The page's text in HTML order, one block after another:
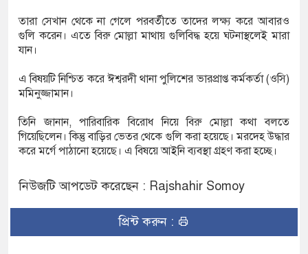
আয়োজন করবে সরকার
তারা সেখান থেকে না গেলে পরবর্তীতে তাদের লক্ষ্য করে আবারও
গুলি করেন। এতে বিরু মোল্লা মাথায় গুলিবিদ্ধ হয়ে ঘটনাস্থলেই মারা
যান।
এ বিষয়টি নিশ্চিত করে ঈশ্বরদী থানা পুলিশের ভারপ্রাপ্ত কর্মকর্তা (ওসি)
মমিনুজ্জামান।
তিনি জানান, পারিবারিক বিরোধ নিয়ে বিরু মোল্লা কথা বলতে
গিয়েছিলেন। কিন্তু বাড়ির ভেতর থেকে গুলি করা হয়েছে। মরদেহ উদ্ধার
করে মর্গে পাঠানো হয়েছে। এ বিষয়ে আইনি ব্যবস্থা গ্রহণ করা হচ্ছে।
নিউজটি আপডেট করেছেন : Rajshahir Somoy
প্রিন্ট করুন :